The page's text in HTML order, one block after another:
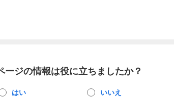
ージの情報は役に立ちましたか？
はい いいえ